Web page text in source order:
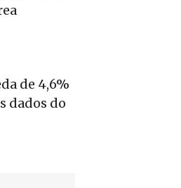
de 4,6%
dados do